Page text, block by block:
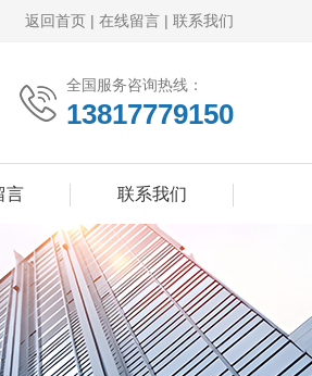
返回首页 | 在线留言 | 联系我们
全国服务咨询热线：
13817779150
言 联系我们